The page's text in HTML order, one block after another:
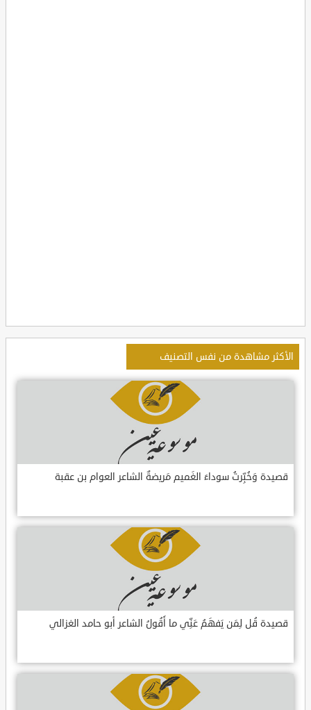
الأكثر مشاهدة من نفس التصنيف
قصيدة وَخُبِّرتُ سوداءَ الغَميم مَريضةٌ الشاعر العوام بن عقبة
قصيدة قُل لِمَن يَفهَمُ عَنِّي ما أَقُولُ الشاعر أبو حامد الغزالي